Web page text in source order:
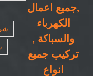
,جميع اعمال
الكهرباء
والسباكة ,
تركيب جميع
انواع